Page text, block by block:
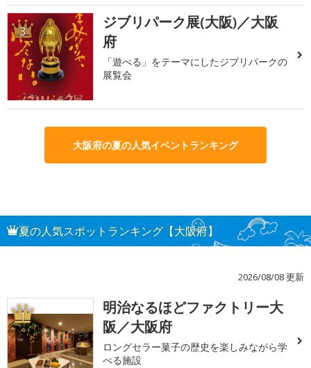
3
ジブリパーク展(大阪)／大阪
府
「遊べる」をテーマにしたジブリパークの
展覧会
大阪府の夏の人気イベントランキング
夏の人気スポットランキング【大阪府】
2026/08/08 更新
1
明治なるほどファクトリー大
阪／大阪府
ロングセラー菓子の歴史を楽しみながら学
べる施設